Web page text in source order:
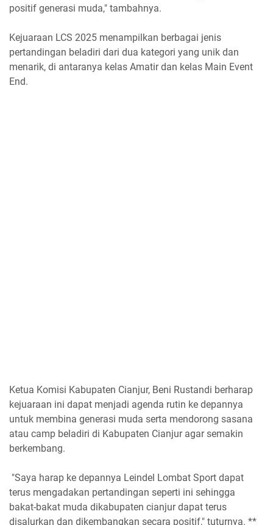
positif generasi muda," tambahnya.
Kejuaraan LCS 2025 menampilkan berbagai jenis
pertandingan beladiri dari dua kategori yang unik dan
menarik, di antaranya kelas Amatir dan kelas Main Event
End.
Ketua Komisi Kabupaten Cianjur, Beni Rustandi berharap
kejuaraan ini dapat menjadi agenda rutin ke depannya
untuk membina generasi muda serta mendorong sasana
atau camp beladiri di Kabupaten Cianjur agar semakin
berkembang.
"Saya harap ke depannya Leindel Lombat Sport dapat
terus mengadakan pertandingan seperti ini sehingga
bakat-bakat muda dikabupaten cianjur dapat terus
disalurkan dan dikembangkan secara positif," tuturnya. **